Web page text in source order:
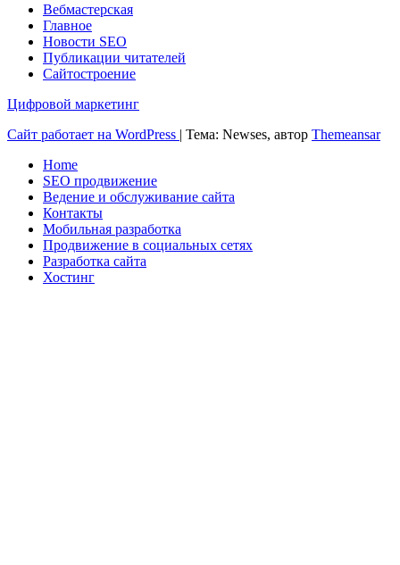
Вебмастерская
Главное
Новости SEO
Публикации читателей
Сайтостроение
Цифровой маркетинг
Сайт работает на WordPress | Тема: Newses, автор Themeansar
Home
SEO продвижение
Ведение и обслуживание сайта
Контакты
Мобильная разработка
Продвижение в социальных сетях
Разработка сайта
Хостинг